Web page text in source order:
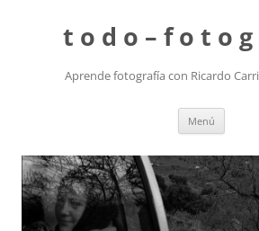
t o d o – f o t o
Aprende fotografía con Ricardo
Menú